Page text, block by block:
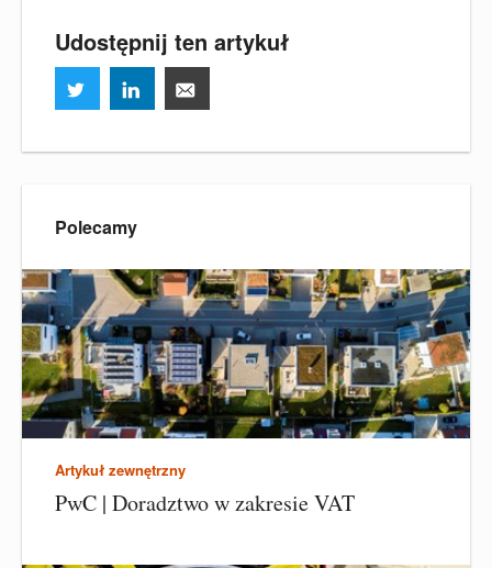
Udostępnij ten artykuł
Polecamy
Artykuł zewnętrzny
PwC | Doradztwo w zakresie VAT